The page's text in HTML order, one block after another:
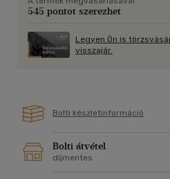
hiszen a délszlávkérdés még a
maradt.
545 pontot szerezhet
Legyen Ön is
visszajár.
Bolti készletinformáció
Bolti átvétel
díjmentes